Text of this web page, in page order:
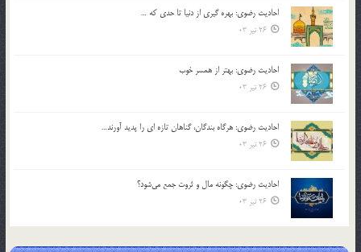
احادیث رضوی: بهره گیری از دنیا تا حدی که …
26 تیر 03
احادیث رضوی: بهتر از همسر خوب
26 تیر 03
احادیث رضوی: هرگاه بندگان، گناهان تازه ای را پدید آورند…
26 تیر 03
احادیث رضوی: چگونه مال و ثروت جمع می‌شود؟
26 تیر 03